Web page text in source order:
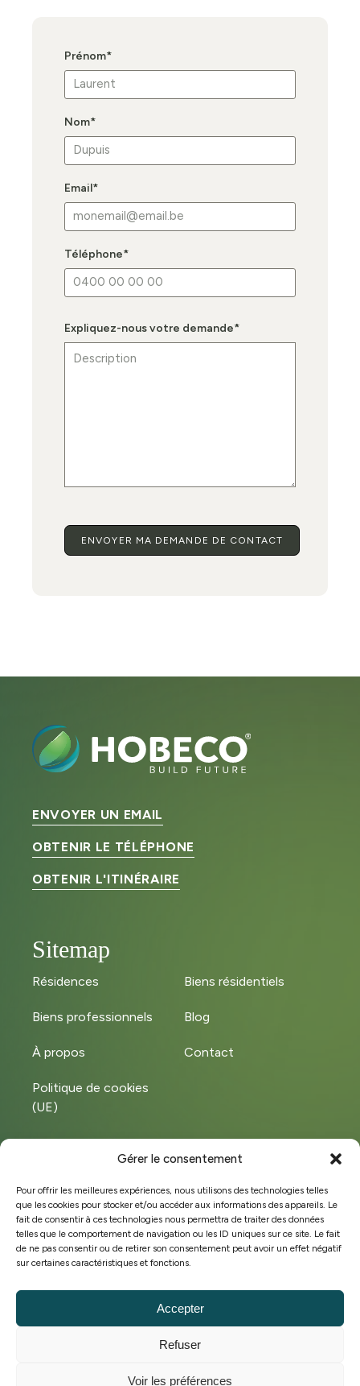
Gérer le consentement
Pour offrir les meilleures expériences, nous utilisons des technologies telles
que les cookies pour stocker et/ou accéder aux informations des appareils. Le
fait de consentir à ces technologies nous permettra de traiter des données
telles que le comportement de navigation ou les ID uniques sur ce site. Le fait
de ne pas consentir ou de retirer son consentement peut avoir un effet négatif
sur certaines caractéristiques et fonctions.
Accepter
Refuser
Voir les préférences
Prénom*
Nom*
Email*
Téléphone*
Expliquez-nous votre demande*
ENVOYER UN EMAIL
OBTENIR LE TÉLÉPHONE
OBTENIR L'ITINÉRAIRE
Sitemap
Résidences Biens résidentiels
Biens professionnels Blog
À propos Contact
Politique de cookies
(UE)
Facebook
BE 0449.572.828
Conditions générales de vente
Politique de cookies
Stratégie marketing & site web par